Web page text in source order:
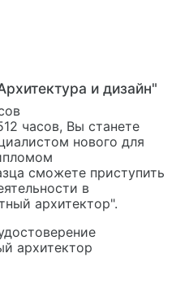
и дизайн"
часов, Вы станете
нового для
сможете приступить
в
архитектор".